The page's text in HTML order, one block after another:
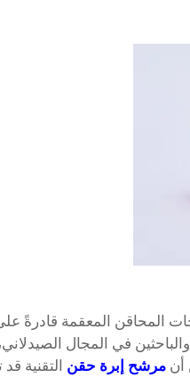
المحاقن المعقمة قادرةً
في المجال
أن مرشح إبرة حقن التقنية